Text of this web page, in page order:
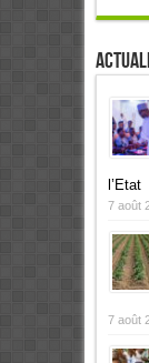
l’Etat
7 août
7 août